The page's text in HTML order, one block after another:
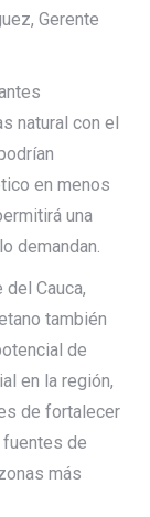
Gerente
natural con el
en menos
una
demandan.
Cauca,
también
de
en la región,
de fortalecer
de
más